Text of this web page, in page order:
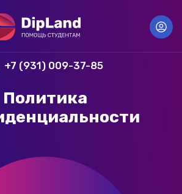
+7 (931) 009-37-85
Политика